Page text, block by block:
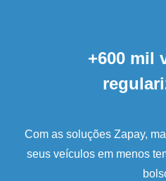
+600 mil
Com as soluções Zapay,
seus veículos em menos